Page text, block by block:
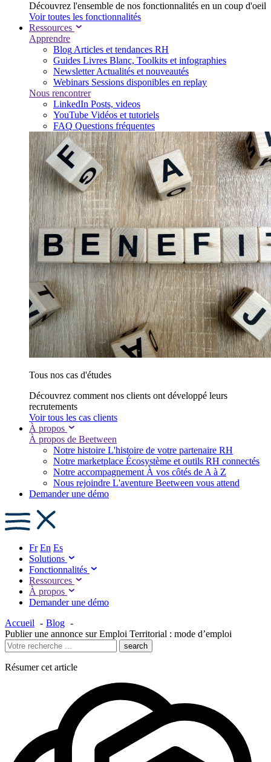
Découvrez l'ensemble de nos fonctionnalités en un coup d'oeil
Voir toutes les fonctionnalités
Ressources
Apprendre
Blog Articles et tendances RH
Guides Livres Blanc, Toolkits et infographies
Newsletter Actualités et nouveautés
Webinars Sessions disponibles en replay
Nous rencontrer
LinkedIn Posts, videos
YouTube Vidéos et tutoriels
FAQ Questions fréquentes
Tous nos cas d'études
Découvrez comment nos clients ont développé leurs
recrutements
Voir tous les cas clients
À propos
À propos de Beetween
Notre histoire L'histoire de votre partenaire RH
Notre marketplace Écosystème et outils RH connectés
Notre accompagnement À vos côtés de A à Z
Nous rejoindre L'aventure Beetween vous attend
Demander une démo
Fr En Es
Solutions
Fonctionnalités
Ressources
À propos
Demander une démo
Accueil
Blog
Publier une annonce sur Emploi Territorial : mode d’emploi
search
Résumer cet article